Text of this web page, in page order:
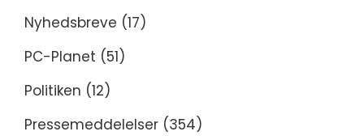
Nyhedsbreve (17)
PC-Planet (51)
Politiken (12)
Pressemeddelelser (354)